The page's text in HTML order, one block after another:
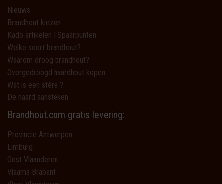
Nieuws
Brandhout kiezen
Kado artikelen | Spaarpunten
Welke soort brandhout?
Waarom droog brandhout?
Overgedroogd haardhout kopen
Wat is een stère ?
De haard aansteken
Brandhout.com gratis levering:
Provincie Antwerpen
Limburg
Oost Vlaanderen
Vlaams Brabant